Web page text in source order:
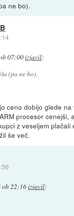
ne bo).
07:00izjavil:
(pa ne bo).
ceno dobijo glede
procesor cenejši,
z veseljem plačali
še več.
ob 22:16izjavil: